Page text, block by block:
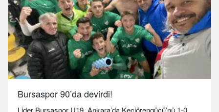
Bursaspor 90’da devirdi!
Lider Bursaspor U19, Ankara’da Keçiörengücü’nü 1-0